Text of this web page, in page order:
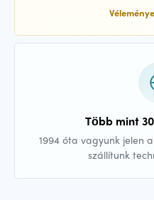
Több mint
1994 óta vagyunk jelen
szállítunk